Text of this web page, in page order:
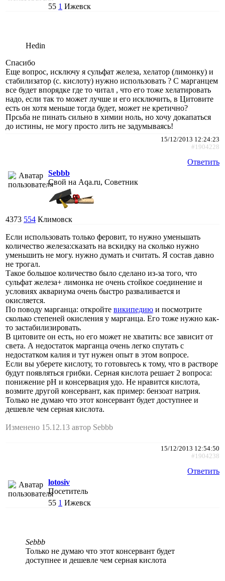
55 1 Ижевск
Hedin
Спасибо
Еще вопрос, исключу я сульфат железа, хелатор (лимонку) и
стабилизатор (с. кислоту) нужно использовать ? С марганцем
все будет впорядке где то читал , что его тоже хелатировать
надо, если так то может лучше и его исключить, в Цитовите
есть он хотя меньше тогда будет, может не кретично?
Прсьба не пинать сильно в химии ноль, но хочу докапаться
до истины, не могу просто лить не задумываясь!
15/12/2013 12:24:23
#1904228
Ответить
Sebbb
Свой на Aqa.ru, Советник
4373 554 Климовск
Если использовать только феровит, то нужно уменьшать
количество железа:сказать на вскидку на сколько нужно
уменьшить не могу. нужно думать и считать. Я состав давно
не трогал.
Такое большое количество было сделано из-за того, что
сульфат железа+ лимонка не очень стойкое соединение и
условиях аквариума очень быстро разваливается и
окисляется.
По поводу марганца: откройте википедию и посмотрите
сколько степеней окисления у марганца. Его тоже нужно как-
то застабилизировать.
В цитовите он есть, но его может не хватить: все зависит от
света. А недостаток марганца очень легко спутать с
недостатком калия и тут нужен опыт в этом вопросе.
Если вы уберете кислоту, то готовьтесь к тому, что в растворе
будут появляться грибки. Серная кислота решает 2 вопроса:
понижение pH и консервация удо. Не нравится кислота,
возмите другой консервант, как пример: бензоат натрия.
Только не думаю что этот консервант будет доступнее и
дешевле чем серная кислота.
Изменено 15.12.13 автор Sebbb
15/12/2013 12:54:50
#1904238
Ответить
lotosiv
Посетитель
55 1 Ижевск
Sebbb
Только не думаю что этот консервант будет
доступнее и дешевле чем серная кислота